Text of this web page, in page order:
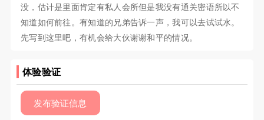
没，估计是里面肯定有私人会所但是我没有通关密语所以不
知道如何前往。有知道的兄弟告诉一声，我可以去试试水。
先写到这里吧，有机会给大伙谢谢和平的情况。
体验验证
发布验证信息